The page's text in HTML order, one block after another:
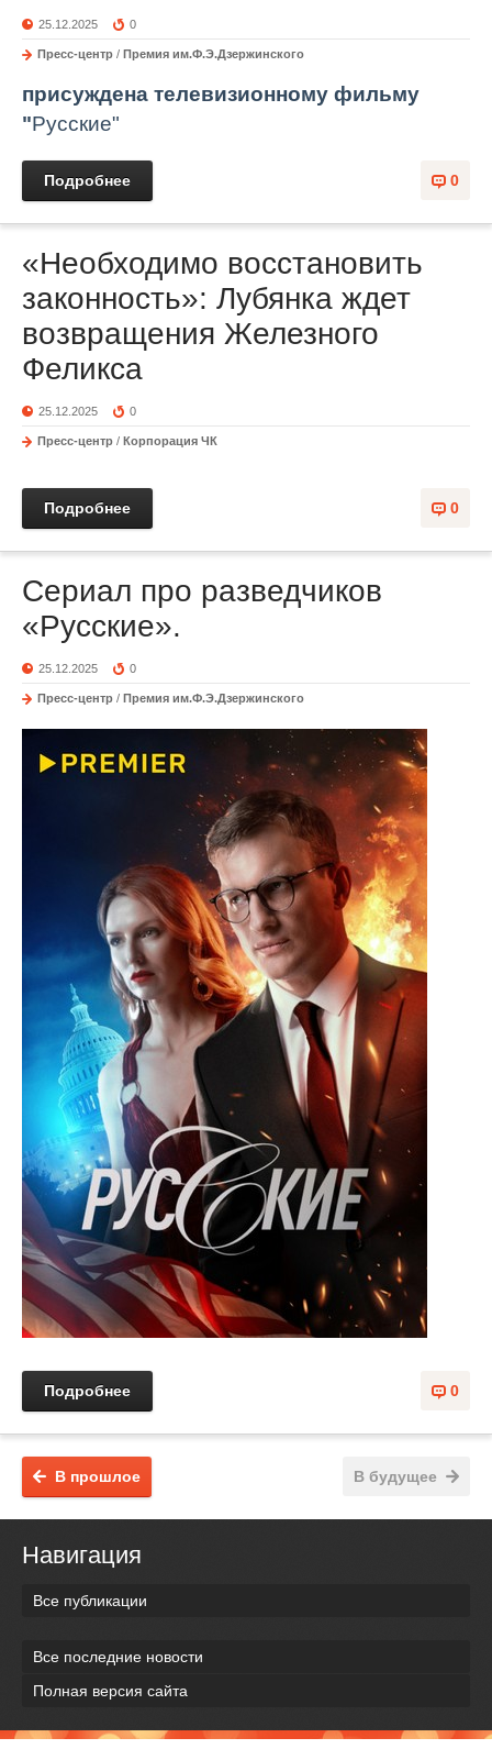
25.12.2025 0
Пресс-центр / Премия им.Ф.Э.Дзержинского
присуждена телевизионному фильму
"Русские"
0
Подробнее
«Необходимо восстановить
законность»: Лубянка ждет
возвращения Железного
Феликса
25.12.2025 0
Пресс-центр / Корпорация ЧК
0
Подробнее
Сериал про разведчиков
«Русские».
25.12.2025 0
Пресс-центр / Премия им.Ф.Э.Дзержинского
0
Подробнее
В будущее
В прошлое
Навигация
Все публикации
Все последние новости
Полная версия сайта